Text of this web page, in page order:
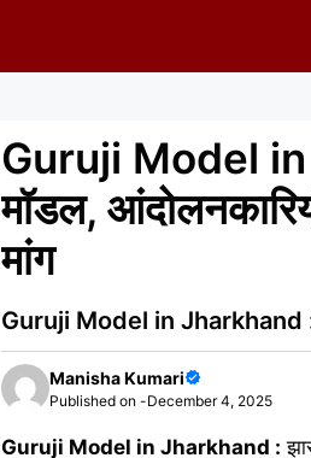
Guruji Model in
मॉडल,
मांग
Guruji Model in Jharkhand :
Manisha Kumari
Published on -December 4, 2025
Guruji Model in Jharkhand :